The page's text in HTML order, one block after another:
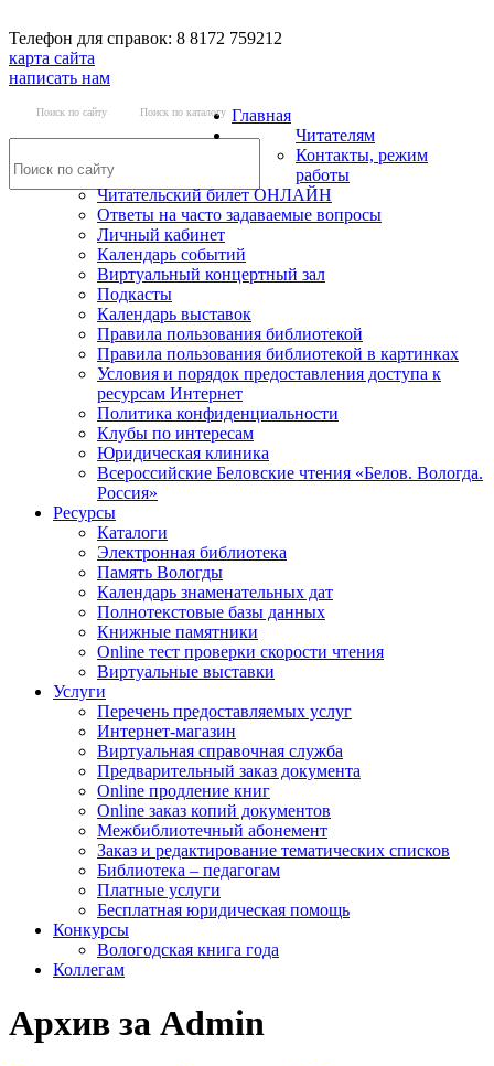
Телефон для справок: 8 8172 759212
карта сайта
написать нам
Поиск по сайту Поиск по каталогу Главная
Читателям
Контакты, режим
работы
Читательский билет ОНЛАЙН
Ответы на часто задаваемые вопросы
Личный кабинет
Календарь событий
Виртуальный концертный зал
Подкасты
Календарь выставок
Правила пользования библиотекой
Правила пользования библиотекой в картинках
Условия и порядок предоставления доступа к
ресурсам Интернет
Политика конфиденциальности
Клубы по интересам
Юридическая клиника
Всероссийские Беловские чтения «Белов. Вологда.
Россия»
Ресурсы
Каталоги
Электронная библиотека
Память Вологды
Календарь знаменательных дат
Полнотекстовые базы данных
Книжные памятники
Online тест проверки скорости чтения
Виртуальные выставки
Услуги
Перечень предоставляемых услуг
Интернет-магазин
Виртуальная справочная служба
Предварительный заказ документа
Online продление книг
Online заказ копий документов
Межбиблиотечный абонемент
Заказ и редактирование тематических списков
Библиотека – педагогам
Платные услуги
Бесплатная юридическая помощь
Конкурсы
Вологодская книга года
Коллегам
Архив за Admin